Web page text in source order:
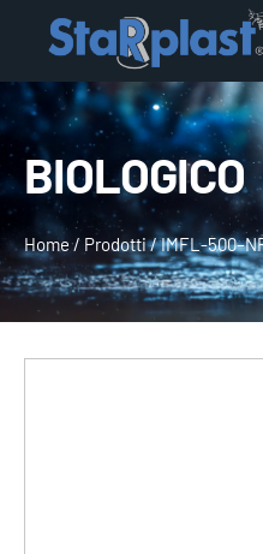
BIOLOGICO
Home/ Prodotti/IMFL-